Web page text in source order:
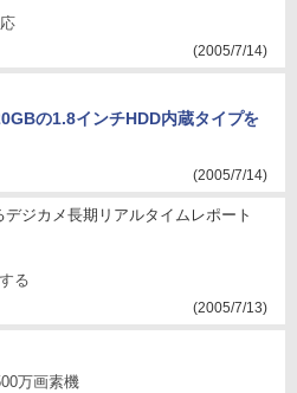
(2005/7/14)
の1.8インチHDD内蔵タイプを
(2005/7/14)
デジカメ長期リアルタイムレポート
る
(2005/7/13)
万画素機